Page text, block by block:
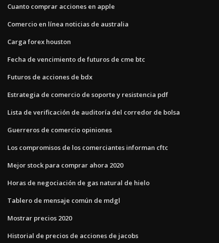
Cuanto comprar acciones en apple
Comercio en línea noticias de australia
Carga forex houston
Fecha de vencimiento de futuros de cme btc
Futuros de acciones de bdx
Estrategia de comercio de soporte y resistencia pdf
Lista de verificación de auditoría del corredor de bolsa
Guerreros de comercio opiniones
Los compromisos de los comerciantes informan cftc
Mejor stock para comprar ahora 2020
Horas de negociación de gas natural de hielo
Tablero de mensaje común de mdgl
Mostrar precios 2020
Historial de precios de acciones de jacobs